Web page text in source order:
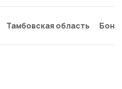
Тамбовская область